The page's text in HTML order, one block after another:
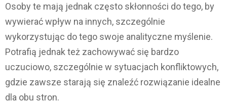
Osoby te mają jednak często skłonności do tego, by
wywierać wpływ na innych, szczególnie
wykorzystując do tego swoje analityczne myślenie.
Potrafią jednak też zachowywać się bardzo
uczuciowo, szczególnie w sytuacjach konfliktowych,
gdzie zawsze starają się znaleźć rozwiązanie idealne
dla obu stron.